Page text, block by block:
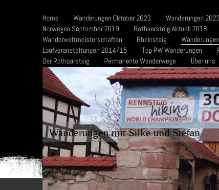
Home Wanderungen Oktober 2023
Wanderungen
Norwegen September 2019
Rothaarsteig Aktuell 2018
Wanderweltmeisterschaften
Rheinsteig
Laufveranstaltungen 2014/15
Top PW Wanderungen
Der Rothaarsteig
Permanente Wanderwege Über uns
Wanderungen mit Silke und Stefan